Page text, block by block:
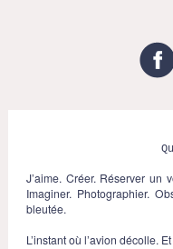
J’aime. Créer. Réserver un
Imaginer. Photographier.
bleutée.
L’instant où l’avion décolle.